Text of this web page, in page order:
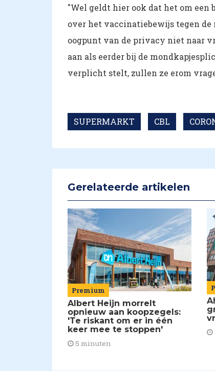
"Wel geldt hier ook dat het om een
over het vaccinatiebewijs tegen
oogpunt van de privacy niet naar
aan als eerder bij de
verplicht stelt, zullen ze erom
SUPERMARKT CBL
Gerelateerde artikelen
Premium
Albert Heijn morrelt
opnieuw aan koopzegels:
'Te riskant om er in één
keer mee te stoppen'
5 minuten